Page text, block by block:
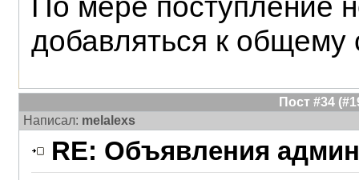
добавляться к общему
Пост #34
Написал: melalexs
RE: Объявления